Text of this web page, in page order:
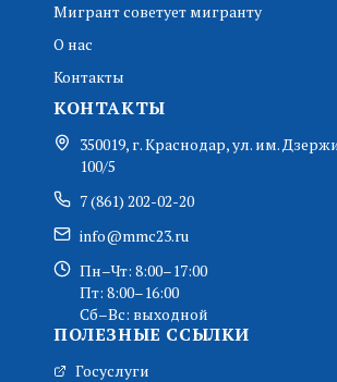
Мигрант советует мигранту
О нас
Контакты
КОНТАКТЫ
350019, г. Краснодар, ул. им.
100/5
7 (861) 202-02-20
info@mmc23.ru
Пн–Чт: 8:00–17:00
Пт: 8:00–16:00
Сб–Вс: выходной
ПОЛЕЗНЫЕ ССЫЛКИ
Госуслуги